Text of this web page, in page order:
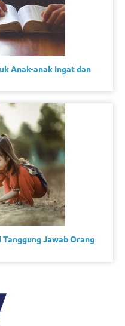
Anak-anak Ingat dan
Jawab Orang